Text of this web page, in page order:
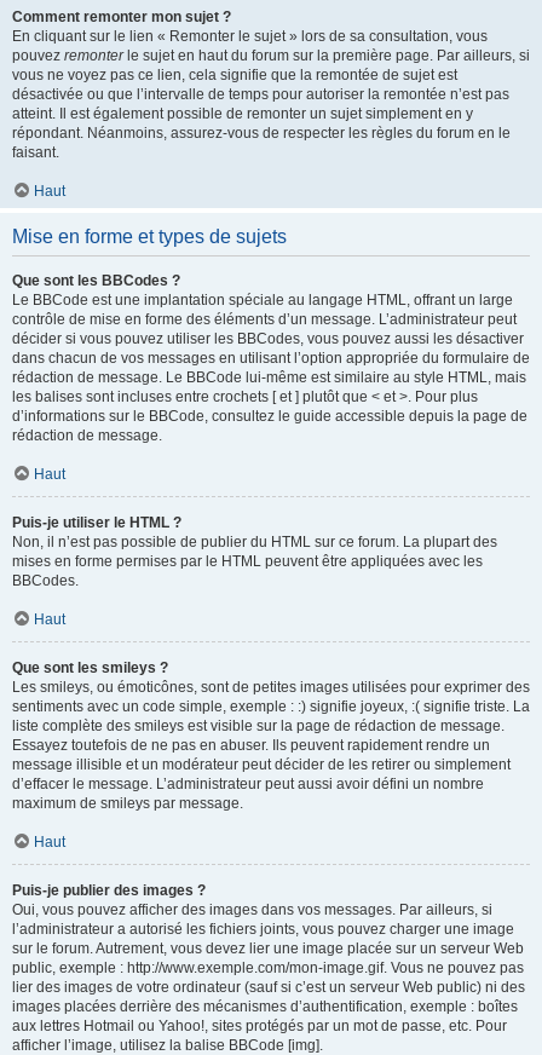
Comment remonter mon sujet ?
En cliquant sur le lien « Remonter le sujet » lors de sa consultation, vous
pouvez remonterle sujet en haut du forum sur la première page. Par ailleurs, si
vous ne voyez pas ce lien, cela signifie que la remontée de sujet est
désactivée ou que l’intervalle de temps pour autoriser la remontée n’est pas
atteint. Il est également possible de remonter un sujet simplement en y
répondant. Néanmoins, assurez-vous de respecter les règles du forum en le
faisant.
Haut
Mise en forme et types de sujets
Que sont les BBCodes ?
Le BBCode est une implantation spéciale au langage HTML, offrant un large
contrôle de mise en forme des éléments d’un message. L’administrateur peut
décider si vous pouvez utiliser les BBCodes, vous pouvez aussi les désactiver
dans chacun de vos messages en utilisant l’option appropriée du formulaire de
rédaction de message. Le BBCode lui-même est similaire au style HTML, mais
les balises sont incluses entre crochets [ et ] plutôt que < et >. Pour plus
d’informations sur le BBCode, consultez le guide accessible depuis la page de
rédaction de message.
Haut
Puis-je utiliser le HTML ?
Non, il n’est pas possible de publier du HTML sur ce forum. La plupart des
mises en forme permises par le HTML peuvent être appliquées avec les
BBCodes.
Haut
Que sont les smileys ?
Les smileys, ou émoticônes, sont de petites images utilisées pour exprimer des
sentiments avec un code simple, exemple : :) signifie joyeux, :( signifie triste. La
liste complète des smileys est visible sur la page de rédaction de message.
Essayez toutefois de ne pas en abuser. Ils peuvent rapidement rendre un
message illisible et un modérateur peut décider de les retirer ou simplement
d’effacer le message. L’administrateur peut aussi avoir défini un nombre
maximum de smileys par message.
Haut
Puis-je publier des images ?
Oui, vous pouvez afficher des images dans vos messages. Par ailleurs, si
l’administrateur a autorisé les fichiers joints, vous pouvez charger une image
sur le forum. Autrement, vous devez lier une image placée sur un serveur Web
public, exemple : http://www.exemple.com/mon-image.gif. Vous ne pouvez pas
lier des images de votre ordinateur (sauf si c’est un serveur Web public) ni des
images placées derrière des mécanismes d’authentification, exemple : boîtes
aux lettres Hotmail ou Yahoo!, sites protégés par un mot de passe, etc. Pour
afficher l’image, utilisez la balise BBCode [img].